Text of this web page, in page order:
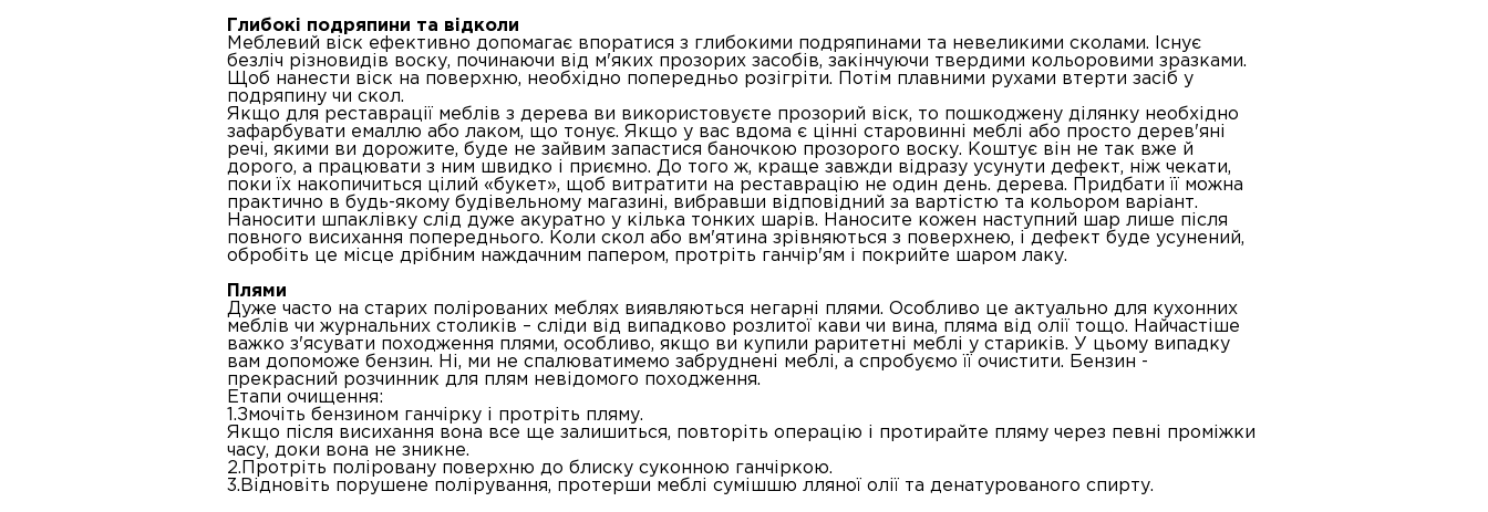
Глибокі подряпини та відколи
Меблевий віск ефективно допомагає впоратися з глибокими подряпинами та невеликими сколами. Існує
безліч різновидів воску, починаючи від м'яких прозорих засобів, закінчуючи твердими кольоровими зразками.
Щоб нанести віск на поверхню, необхідно попередньо розігріти. Потім плавними рухами втерти засіб у
подряпину чи скол.
Якщо для реставрації меблів з дерева ви використовуєте прозорий віск, то пошкоджену ділянку необхідно
зафарбувати емаллю або лаком, що тонує. Якщо у вас вдома є цінні старовинні меблі або просто дерев'яні
речі, якими ви дорожите, буде не зайвим запастися баночкою прозорого воску. Коштує він не так вже й
дорого, а працювати з ним швидко і приємно. До того ж, краще завжди відразу усунути дефект, ніж чекати,
поки їх накопичиться цілий «букет», щоб витратити на реставрацію не один день. дерева. Придбати її можна
практично в будь-якому будівельному магазині, вибравши відповідний за вартістю та кольором варіант.
Наносити шпаклівку слід дуже акуратно у кілька тонких шарів. Наносите кожен наступний шар лише після
повного висихання попереднього. Коли скол або вм'ятина зрівняються з поверхнею, і дефект буде усунений,
обробіть це місце дрібним наждачним папером, протріть ганчір'ям і покрийте шаром лаку.
Плями
Дуже часто на старих полірованих меблях виявляються негарні плями. Особливо це актуально для кухонних
меблів чи журнальних столиків – сліди від випадково розлитої кави чи вина, пляма від олії тощо. Найчастіше
важко з'ясувати походження плями, особливо, якщо ви купили раритетні меблі у стариків. У цьому випадку
вам допоможе бензин. Ні, ми не спалюватимемо забруднені меблі, а спробуємо її очистити. Бензин -
прекрасний розчинник для плям невідомого походження.
Етапи очищення:
1.Змочіть бензином ганчірку і протріть пляму.
Якщо після висихання вона все ще залишиться, повторіть операцію і протирайте пляму через певні проміжки
часу, доки вона не зникне.
2.Протріть поліровану поверхню до блиску суконною ганчіркою.
3.Відновіть порушене полірування, протерши меблі сумішшю лляної олії та денатурованого спирту.